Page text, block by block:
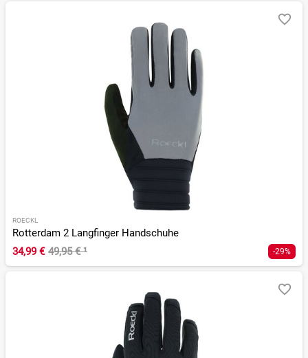
ROECKL
Rotterdam 2 Langfinger Handschuhe
34,99 € 49,95 €¹ -29%